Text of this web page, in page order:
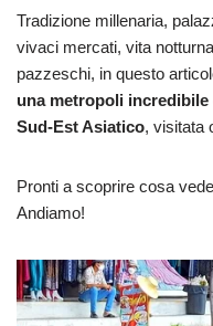
Tradizione millenaria,
vivaci mercati, vita
pazzeschi, in questo
una metropoli
Sud-Est Asiatico, visitata
Pronti a scoprire cosa
Andiamo!